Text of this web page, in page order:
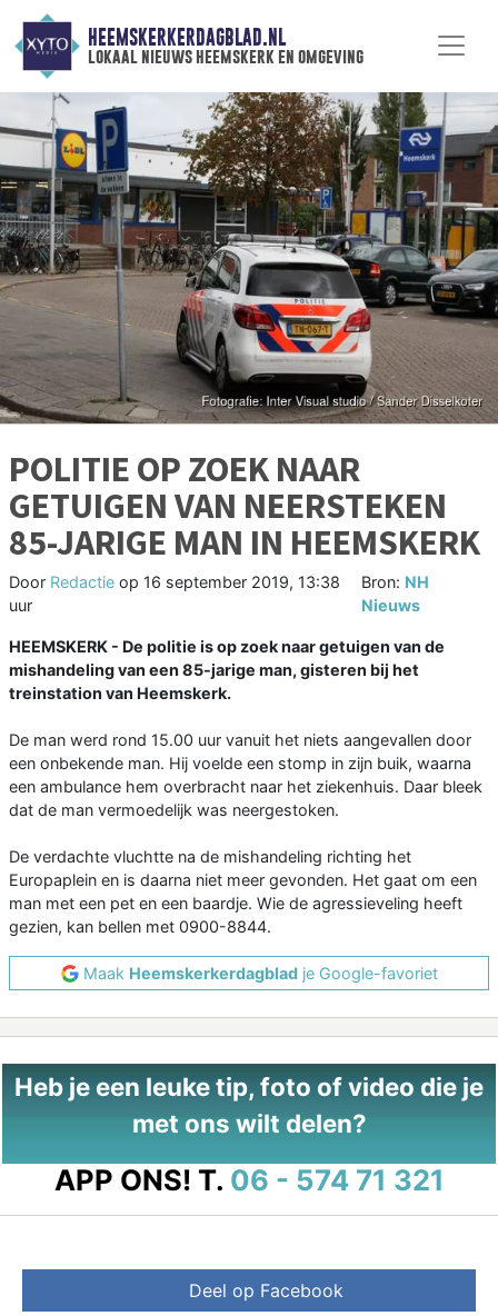
HEEMSKERKERDAGBLAD.NL
lokaal nieuws heemskerk en omgeving
POLITIE OP ZOEK NAAR
GETUIGEN VAN NEERSTEKEN
85-JARIGE MAN IN HEEMSKERK
Door Redactie op 16 september 2019, 13:38
uur
Bron: NH
Nieuws
HEEMSKERK - De politie is op zoek naar getuigen van de
mishandeling van een 85-jarige man, gisteren bij het
treinstation van Heemskerk.
De man werd rond 15.00 uur vanuit het niets aangevallen door
een onbekende man. Hij voelde een stomp in zijn buik, waarna
een ambulance hem overbracht naar het ziekenhuis. Daar bleek
dat de man vermoedelijk was neergestoken.
De verdachte vluchtte na de mishandeling richting het
Europaplein en is daarna niet meer gevonden. Het gaat om een
man met een pet en een baardje. Wie de agressieveling heeft
gezien, kan bellen met 0900-8844.
Maak Heemskerkerdagbladje Google-favoriet
Heb je een leuke tip, foto of video die je
met ons wilt delen?
APP ONS! T. 06 - 574 71 321
Deel op Facebook